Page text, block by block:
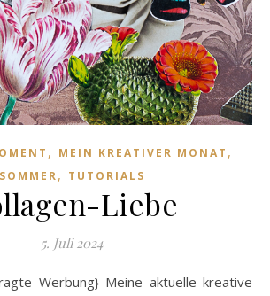
, MEIN KREATIVER MONAT ,
SOMMER, TUTORIALS
Liebe
5. Juli 2024